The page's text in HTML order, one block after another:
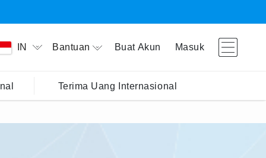
IN Bantuan Buat Akun Masuk
Terima Uang Internasional